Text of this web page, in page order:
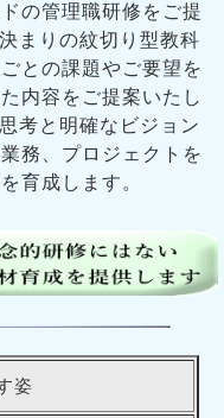
の管理職研修をご提
まりの紋切り型教科
との課題やご要望を
内容をご提案いたし
考と明確なビジョン
務、プロジェクトを
育成します。
姿